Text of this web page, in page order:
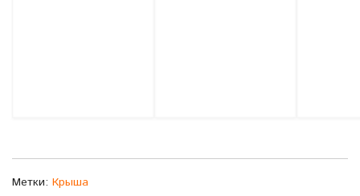
Метки: Крыша